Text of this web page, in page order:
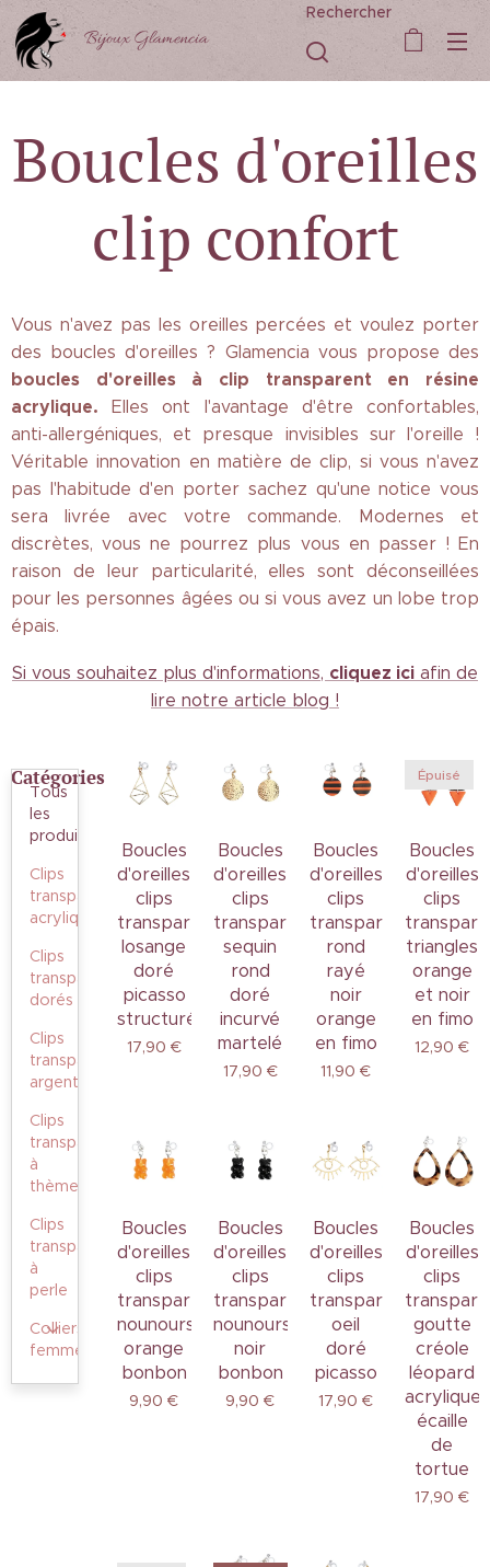
Bijoux Glamencia
Rechercher
Boucles d'oreilles
clip confort
Vous n'avez pas les oreilles percées et voulez porter
des boucles d'oreilles ? Glamencia vous propose des
boucles d'oreilles à clip transparent en résine
acrylique. Elles ont l'avantage d'être confortables,
anti-allergéniques, et presque invisibles sur l'oreille !
Véritable innovation en matière de clip, si vous n'avez
pas l'habitude d'en porter sachez qu'une notice vous
sera livrée avec votre commande. Modernes et
discrètes, vous ne pourrez plus vous en passer ! En
raison de leur particularité, elles sont déconseillées
pour les personnes âgées ou si vous avez un lobe trop
épais.
Si vous souhaitez plus d'informations, cliquez ici afin de
lire notre article blog !
Catégories
Tous
les
produits
Clips
transparents
acrylique
Clips
transparents
dorés
Clips
transparents
argentés
Clips
transparents
à
thème
Clips
transparents
à
perle
Colliers
femme
Boucles
d'oreilles
clips
transparents
losange
doré
picasso
structuré
17,90 €
Boucles
d'oreilles
clips
transparents
sequin
rond
doré
incurvé
martelé
17,90 €
Boucles
d'oreilles
clips
transparents
rond
rayé
noir
orange
en fimo
11,90 €
Boucles
d'oreilles
clips
triangles
orange
et noir
en fimo
Épuisé
12,90 €
Boucles
d'oreilles
clips
transparents
nounours
orange
bonbon
9,90 €
Boucles
d'oreilles
clips
transparents
nounours
noir
bonbon
9,90 €
Boucles
d'oreilles
clips
transparents
oeil
doré
picasso
17,90 €
Boucles
d'oreilles
clips
goutte
créole
léopard
acrylique
écaille
de
tortue
17,90 €